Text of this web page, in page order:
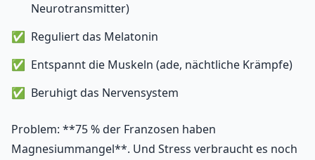
Neurotransmitter)
Reguliert das Melatonin
Entspannt die Muskeln (ade, nächtliche Krämpfe)
Beruhigt das Nervensystem
Problem: **75 % der Franzosen haben
Magnesiummangel**. Und Stress verbraucht es noch